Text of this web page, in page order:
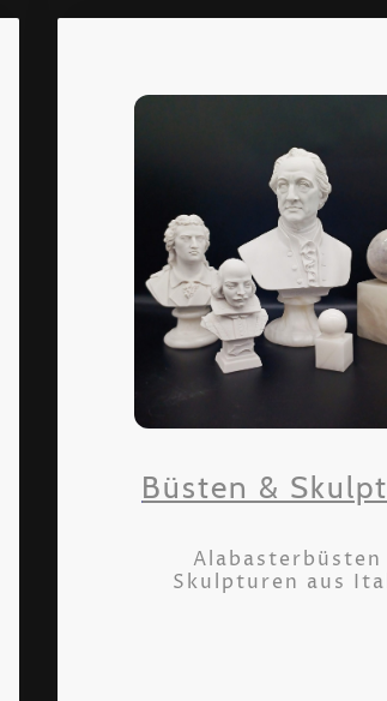
Büsten &
Alabasterbüsten
Skulpturen aus